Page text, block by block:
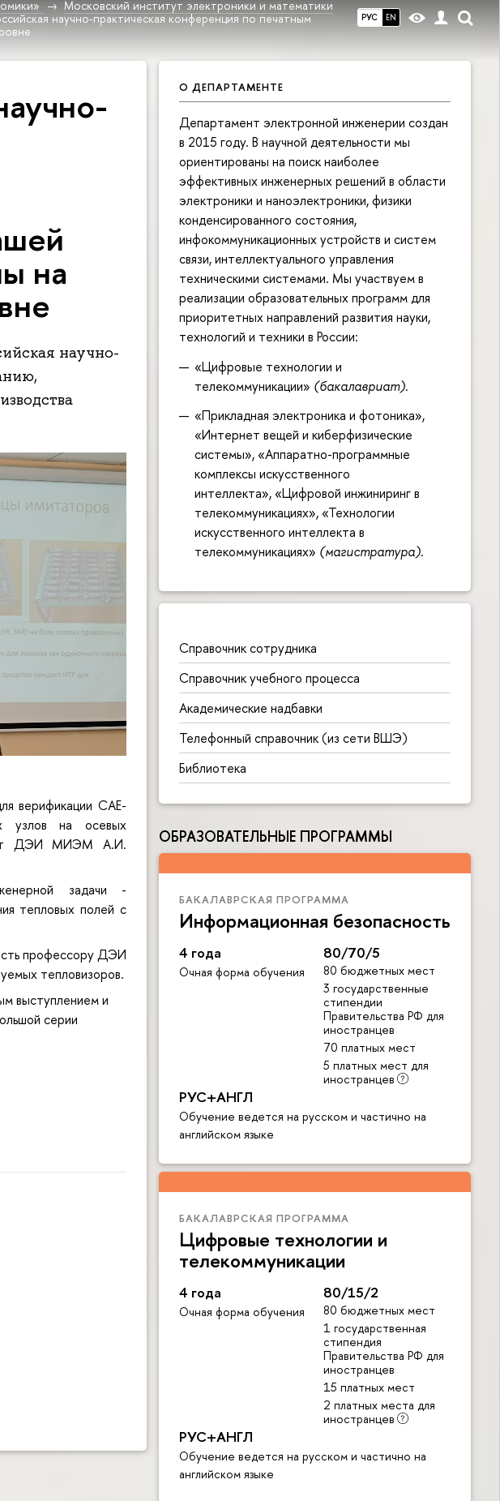
РУС EN
Московский институт электроники и математики
научно-практическая конференция по печатным
О ДЕПАРТАМЕНТЕ
Департамент электронной инженерии создан
в 2015 году. В научной деятельности мы
ориентированы на поиск наиболее
эффективных инженерных решений в области
электроники и наноэлектроники, физики
конденсированного состояния,
инфокоммуникационных устройств и систем
связи, интеллектуального управления
техническими системами. Мы участвуем в
реализации образовательных программ для
приоритетных направлений развития науки,
технологий и техники в России:
«Цифровые технологии и
телекоммуникации» (бакалавриат).
«Прикладная электроника и фотоника»,
«Интернет вещей и киберфизические
системы», «Аппаратно-программные
комплексы искусственного
интеллекта», «Цифровой инжиниринг в
телекоммуникациях», «Технологии
искусственного интеллекта в
телекоммуникациях» (магистратура).
Справочник сотрудника
Справочник учебного процесса
Академические надбавки
Телефонный справочник (из сети ВШЭ)
Библиотека
ОБРАЗОВАТЕЛЬНЫЕ ПРОГРАММЫ
БАКАЛАВРСКАЯ ПРОГРАММА
Информационная безопасность
4 года
Очная форма обучения
80/70/5
80 бюджетных мест
3 государственные
стипендии
Правительства РФ для
иностранцев
70 платных мест
5 платных мест для
иностранцев
РУС+АНГЛ
Обучение ведется на русском и частично на
английском языке
БАКАЛАВРСКАЯ ПРОГРАММА
Цифровые технологии и
телекоммуникации
4 года
Очная форма обучения
80/15/2
80 бюджетных мест
1 государственная
стипендия
Правительства РФ для
иностранцев
15 платных мест
2 платных места для
иностранцев
РУС+АНГЛ
Обучение ведется на русском и частично на
английском языке
на
научно-
верификации CAE-
узлов на осевых
ДЭИ МИЭМ А.И.
задачи -
тепловых полей с
профессору ДЭИ
тепловизоров.
выступлением и
серии